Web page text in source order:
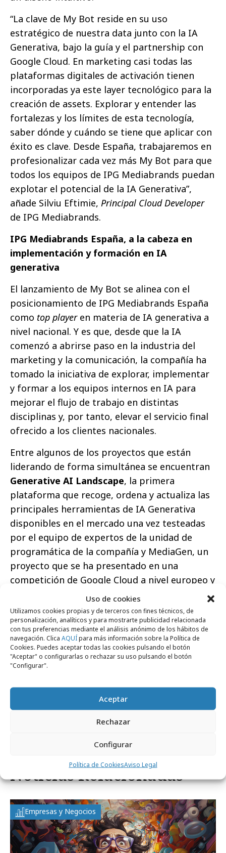
Uso de cookies
Utilizamos cookies propias y de terceros con fines técnicos, de
personalización, analíticos y para mostrarte publicidad relacionada
con tus preferencias mediante el análisis anónimo de los hábitos de
navegación. Clica AQUÍpara más información sobre la Política de
Cookies. Puedes aceptar todas las cookies pulsando el botón
"Aceptar" o configurarlas o rechazar su uso pulsando el botón
"Configurar".
Aceptar
Rechazar
Configurar
Política de CookiesAviso Legal
“La clave de My Bot reside en su uso
estratégico de nuestra data junto con la IA
Generativa, bajo la guía y el partnership con
Google Cloud. En marketing casi todas las
plataformas digitales de activación tienen
incorporadas ya este layer tecnológico para la
creación de assets. Explorar y entender las
fortalezas y los límites de esta tecnología,
saber dónde y cuándo se tiene que aplicar con
éxito es clave. Desde España, trabajaremos en
profesionalizar cada vez más My Bot para que
todos los equipos de IPG Mediabrands puedan
explotar el potencial de la IA Generativa”,
añade Silviu Eftimie, Principal Cloud Developer
de IPG Mediabrands.
IPG Mediabrands España, a la cabeza en
implementación y formación en IA
generativa
El lanzamiento de My Bot se alinea con el
posicionamiento de IPG Mediabrands España
como top playeren materia de IA generativa a
nivel nacional. Y es que, desde que la IA
comenzó a abrirse paso en la industria del
marketing y la comunicación, la compañía ha
tomado la iniciativa de explorar, implementar
y formar a los equipos internos en IA para
mejorar el flujo de trabajo en distintas
disciplinas y, por tanto, elevar el servicio final
ofrecido a los clientes nacionales.
Entre algunos de los proyectos que están
liderando de forma simultánea se encuentran
Generative AI Landscape, la primera
plataforma que recoge, ordena y actualiza las
principales herramientas de IA Generativa
disponibles en el mercado una vez testeadas
por el equipo de expertos de la unidad de
programática de la compañía y MediaGen, un
proyecto que se ha presentado en una
competición de Google Cloud a nivel europeo y
que consiste en una capa sobre las
plataformas de activación que utiliza la IA
para generar assets creativos, manteniendo la
coherencia y unificando el mensaje de diversas
marcas en diferentes canales digitales.
Comparte
Noticias Relacionadas
Empresas y Negocios